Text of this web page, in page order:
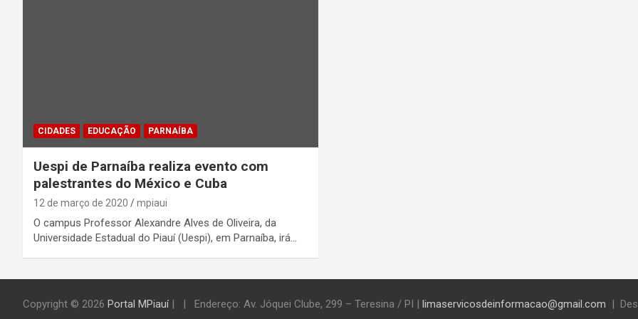
CIDADES EDUCAÇÃO PARNAÍBA
Uespi de Parnaíba realiza evento com
palestrantes do México e Cuba
12 de março de 2020 mpiaui
O campus Professor Alexandre Alves de Oliveira, da
Universidade Estadual do Piauí (Uespi), em Parnaíba, irá…
Copyright © 2026 Portal MPiauí| Endereço: Av. Jóquei Clube, 299 – Teresina / PI | limaservicosdeinformacao@gmail.com